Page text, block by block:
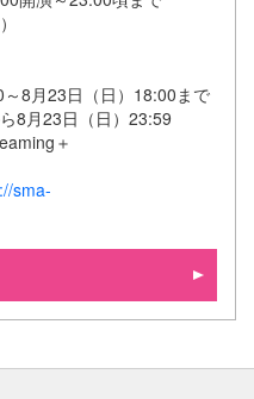
～8月23日（日）18:00まで
8月23日（日）23:59
＋
sma-